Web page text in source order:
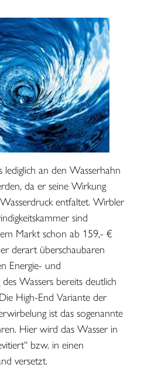
an den Wasserhahn
da er seine Wirkung
entfaltet. Wirbler
sind
Markt schon ab 159,- €
derart überschaubaren
Energie- und
Wassers bereits deutlich
High-End Variante der
ist das sogenannte
Hier wird das Wasser in
bzw. in einen
versetzt.